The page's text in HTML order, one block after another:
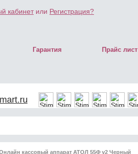
кабинетили Регистрация?
Гарантия Прайс лист
кассовый аппарат АТОЛ 55Ф v2 Черный